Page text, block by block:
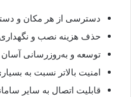
دسترسی از هر مکان و
حذف هزینه نصب و نگهداری
توسعه و به‌روزرسانی آسان
امنیت بالاتر نسبت به
قابلیت اتصال به سایر